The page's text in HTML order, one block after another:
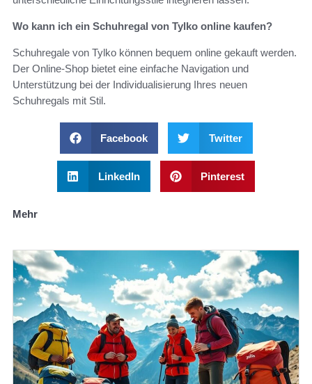
Wo kann ich ein Schuhregal von Tylko online kaufen?
Schuhregale von Tylko können bequem online gekauft werden.
Der Online-Shop bietet eine einfache Navigation und
Unterstützung bei der Individualisierung Ihres neuen
Schuhregals mit Stil.
Facebook Twitter
LinkedIn Pinterest
Mehr